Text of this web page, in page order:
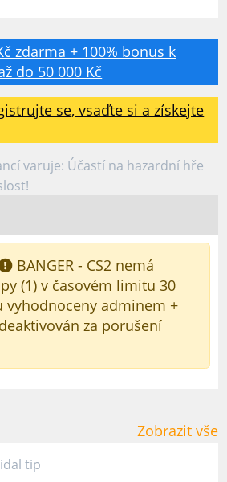
zdarma + 100% bonus k
do 50 000 Kč
se, vsaďte si a získejte
varuje: Účastí na hazardní hře
BANGER - CS2 nemá
(1) v časovém limitu 30
vyhodnoceny adminem +
za porušení
Zobrazit vše
tip